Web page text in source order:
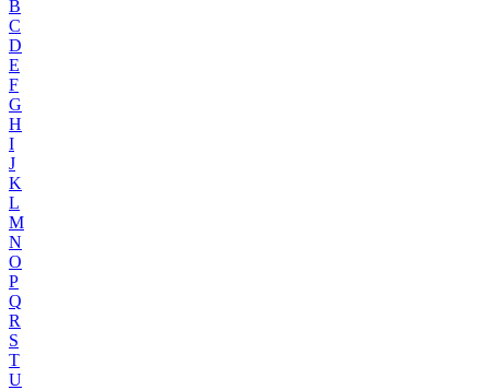
B
C
D
E
F
G
H
I
J
K
L
M
N
O
P
Q
R
S
T
U